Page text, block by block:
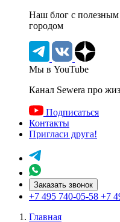
Наш блог c полезным
городом
Мы в YouTube
Канал Sewera про
Подписаться
Контакты
Пригласи друга!
Заказать звонок
+7 495 740-05-58 +7
Главная